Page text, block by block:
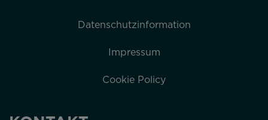
Datenschutzinformation
Impressum
Cookie Policy